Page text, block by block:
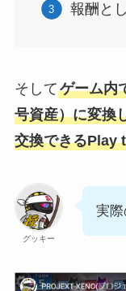
報酬と
そしてゲーム内
号資産）に変換
交換できるPlay
グッキー
実際